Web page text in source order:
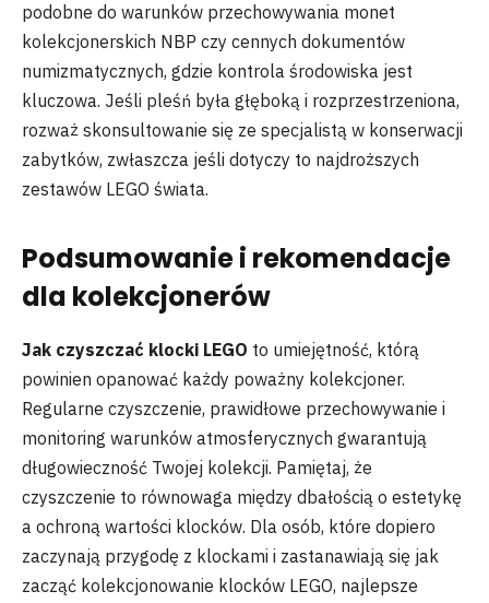
podobne do warunków przechowywania monet
kolekcjonerskich NBP czy cennych dokumentów
numizmatycznych, gdzie kontrola środowiska jest
kluczowa. Jeśli pleśń była głęboką i rozprzestrzeniona,
rozważ skonsultowanie się ze specjalistą w konserwacji
zabytków, zwłaszcza jeśli dotyczy to najdroższych
zestawów LEGO świata.
Podsumowanie i rekomendacje
dla kolekcjonerów
Jak czyszczać klocki LEGO to umiejętność, którą
powinien opanować każdy poważny kolekcjoner.
Regularne czyszczenie, prawidłowe przechowywanie i
monitoring warunków atmosferycznych gwarantują
długowieczność Twojej kolekcji. Pamiętaj, że
czyszczenie to równowaga między dbałością o estetykę
a ochroną wartości klocków. Dla osób, które dopiero
zaczynają przygodę z klockami i zastanawiają się jak
zacząć kolekcjonowanie klocków LEGO, najlepsze